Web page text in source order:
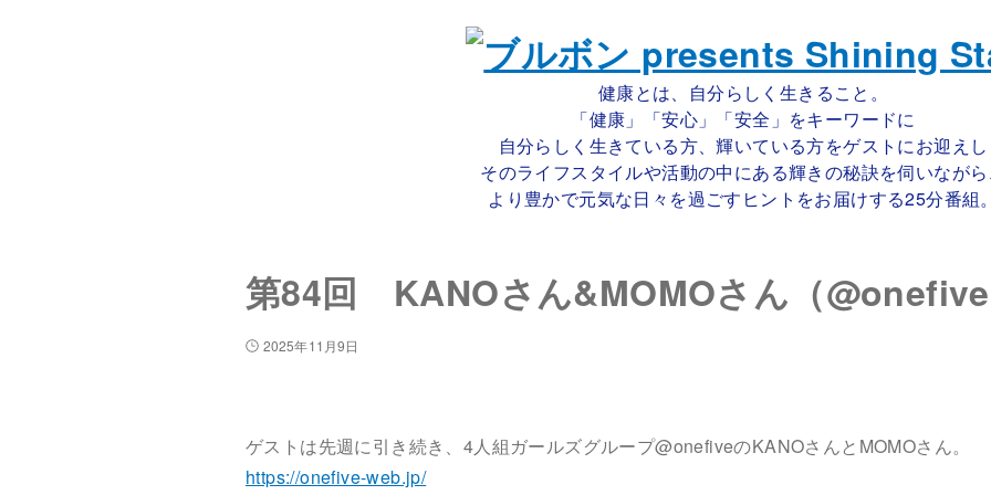
健康とは、自分らしく生きること。
「健康」「安心」「安全」をキーワードに
自分らしく生きている方、輝いている方をゲストにお迎えし
そのライフスタイルや活動の中にある輝きの秘訣を伺いながら
より豊かで元気な日々を過ごすヒントをお届けする25分番組。
第84回 KANOさん&MOMOさん（
2025年11月9日
ゲストは先週に引き続き、4人組ガールズグループ@onefiveのKANOさんとMOMOさん。
https://onefive-web.jp/